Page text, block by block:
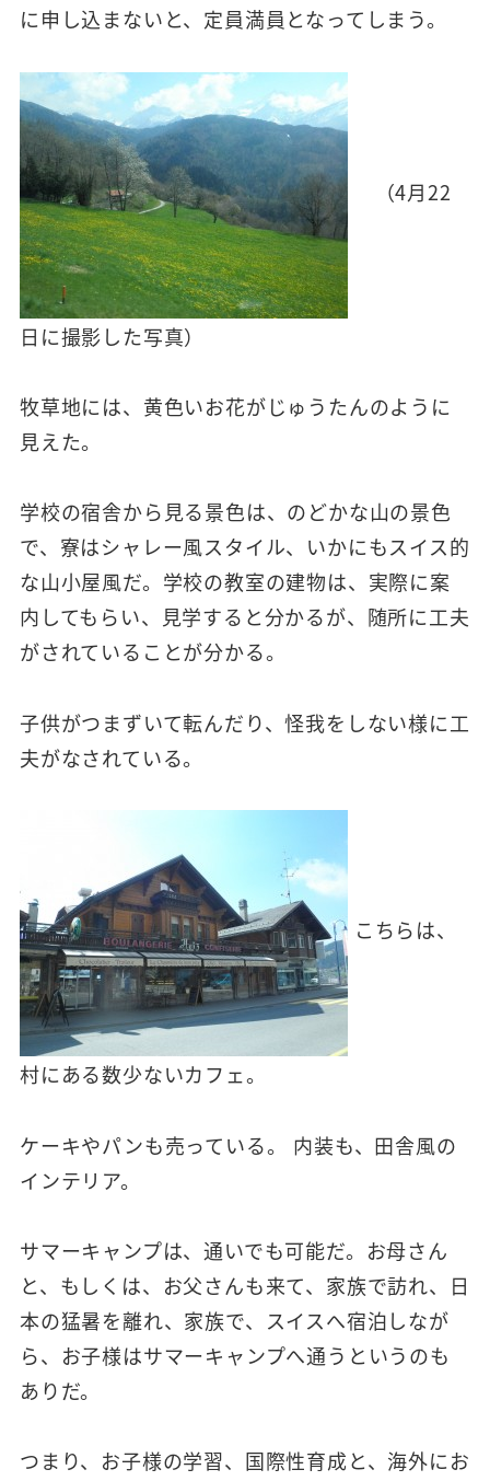
に申し込まないと、定員満員となってしまう。
（4月22
日に撮影した写真）
牧草地には、黄色いお花がじゅうたんのように
見えた。
学校の宿舎から見る景色は、のどかな山の景色
で、寮はシャレー風スタイル、いかにもスイス的
な山小屋風だ。学校の教室の建物は、実際に案
内してもらい、見学すると分かるが、随所に工夫
がされていることが分かる。
子供がつまずいて転んだり、怪我をしない様に工
夫がなされている。
こちらは、
村にある数少ないカフェ。
ケーキやパンも売っている。 内装も、田舎風の
インテリア。
サマーキャンプは、通いでも可能だ。お母さん
と、もしくは、お父さんも来て、家族で訪れ、日
本の猛暑を離れ、家族で、スイスへ宿泊しなが
ら、お子様はサマーキャンプへ通うというのも
ありだ。
つまり、お子様の学習、国際性育成と、海外にお